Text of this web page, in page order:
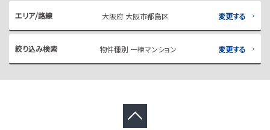
エリア/路線 大阪府 大阪市都島区 変更する
絞り込み検索 物件種別 一棟マンション 変更する